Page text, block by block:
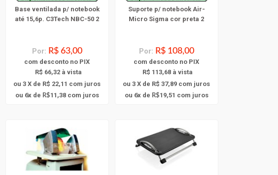
Base ventilada p/ notebook
até 15,6p. C3Tech NBC-50 2
Por: R$ 63,00
com desconto no PIX
R$ 66,32 à vista
ou 3 X de R$ 22,11 com juros
ou 6x de R$11,38com juros
Suporte p/ notebook Air-
Micro Sigma cor preta 2
Por: R$ 108,00
com desconto no PIX
R$ 113,68 à vista
ou 3 X de R$ 37,89 com juros
ou 6x de R$19,51 com juros